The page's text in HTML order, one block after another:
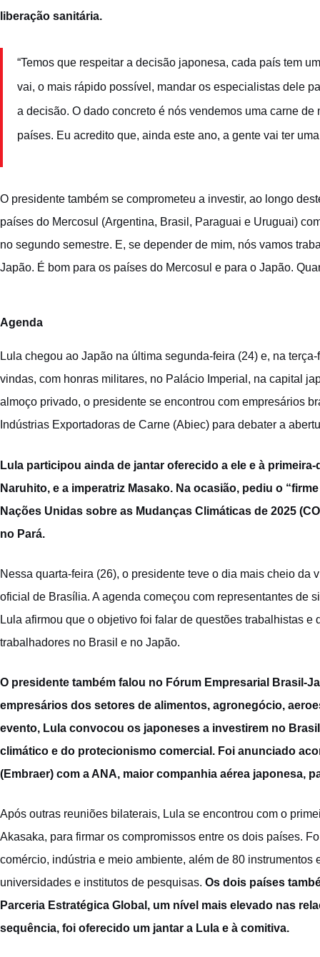
liberação sanitária.
“Temos que respeitar a decisão japonesa, cada país tem
vai, o mais rápido possível, mandar os especialistas dele
a decisão. O dado concreto é nós vendemos uma carne
países. Eu acredito que, ainda este ano, a gente vai ter
O presidente também se comprometeu a investir, ao longo
países do Mercosul (Argentina, Brasil, Paraguai e Uruguai)
no segundo semestre. E, se depender de mim, nós vamos
Japão. É bom para os países do Mercosul e para o Japão.
Agenda
Lula chegou ao Japão na última segunda-feira (24) e, na
vindas, com honras militares, no Palácio Imperial, na capital
almoço privado, o presidente se encontrou com empresários
Indústrias Exportadoras de Carne (Abiec) para debater a
Lula participou ainda de jantar oferecido a ele e à
Naruhito, e a imperatriz Masako. Na ocasião, pediu o
Nações Unidas sobre as Mudanças Climáticas de 2025
no Pará.
Nessa quarta-feira (26), o presidente teve o dia mais cheio da
oficial de Brasília. A agenda começou com representantes de
Lula afirmou que o objetivo foi falar de questões trabalhistas
trabalhadores no Brasil e no Japão.
O presidente também falou no Fórum Empresarial Brasil-
empresários dos setores de alimentos, agronegócio,
evento, Lula convocou os japoneses a investirem no
climático e do protecionismo comercial . Foi anunciado
(Embraer) com a ANA, maior companhia aérea japonesa,
Após outras reuniões bilaterais, Lula se encontrou com o
Akasaka, para firmar os compromissos entre os dois países.
comércio, indústria e meio ambiente, além de 80
universidades e institutos de pesquisas. Os dois países
Parceria Estratégica Global, um nível mais elevado nas
sequência, foi oferecido um jantar a Lula e à comitiva.